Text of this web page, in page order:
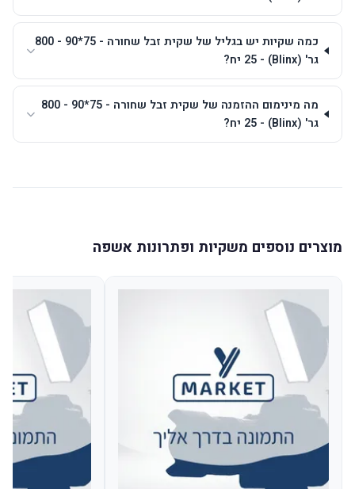
כמה שקיות יש בגליל של שקית זבל שחורה - 75*90 - 800
גר' (Blinx) - 25 יח?
מה מינימום ההזמנה של שקית זבל שחורה - 75*90 - 800
גר' (Blinx) - 25 יח?
מוצרים נוספים משקיות ופתרונות אשפה